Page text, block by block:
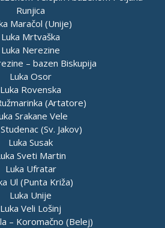
Runjica
Maračol (Unije)
Luka Mrtvaška
Luka Nerezine
– bazen Biskupija
Luka Osor
Luka Rovenska
(Artatore)
Srakane Vele
(Sv. Jakov)
Luka Susak
Sveti Martin
Luka Ufratar
Ul (Punta Križa)
Luka Unije
Luka Veli Lošinj
– Koromačno (Belej)